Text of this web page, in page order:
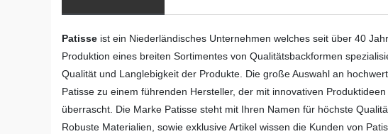
Patisse ist ein Niederländisches Unternehmen welches seit über 40
Produktion eines breiten Sortimentes von Qualitätsbackformen
Qualität und Langlebigkeit der Produkte. Die große Auswahl an
Patisse zu einem führenden Hersteller, der mit innovativen
überrascht. Die Marke Patisse steht mit Ihren Namen für höchste
Robuste Materialien, sowie exklusive Artikel wissen die Kunden von